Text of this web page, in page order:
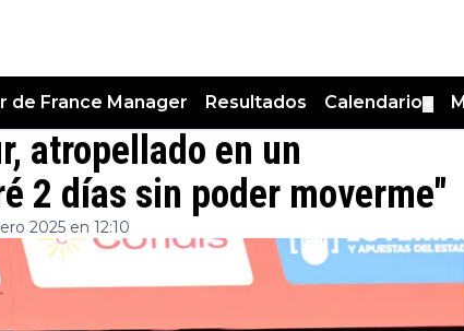
de France Manager Resultados Calendario
atropellado en un
2 días sin poder moverme"
2025 en 12:10